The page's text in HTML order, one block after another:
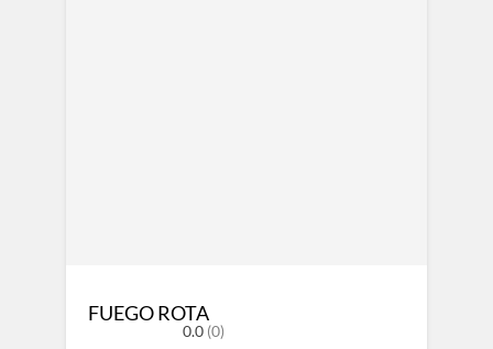
FUEGO ROTA
0.0 (0)